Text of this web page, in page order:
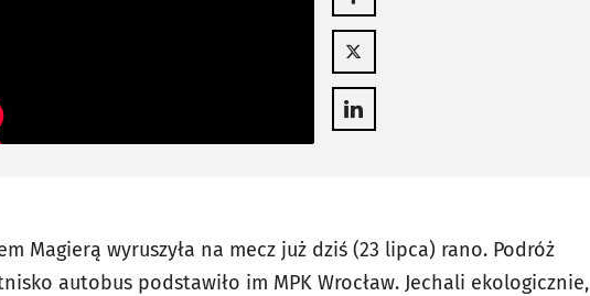
Otwiera się w nowej karcie
Otwiera się w nowej karcie
Magierą wyruszyła na mecz już dziś (23 lipca) rano. Podróż
autobus podstawiło im MPK Wrocław. Jechali ekologicznie,